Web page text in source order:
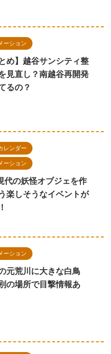
ーション
め】越谷サンシティ整
見直し？南越谷再開発
るの？
レンダー
ーション
代の妖怪オブジェを作
楽しそうなイベントが
ーション
元荒川に大きな白鳥
の場所で目撃情報あ